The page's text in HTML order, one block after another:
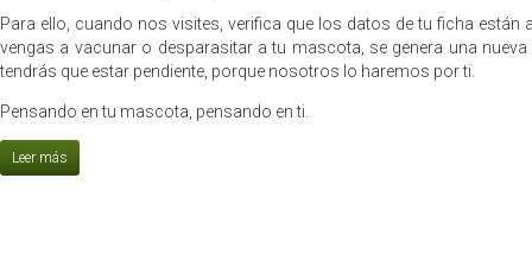
Para ello, cuando nos visites, verifica que los datos de tu ficha están
vengas a vacunar o desparasitar a tu mascota, se genera una
tendrás que estar pendiente, porque nosotros lo haremos por ti.
Pensando en tu mascota, pensando en ti.